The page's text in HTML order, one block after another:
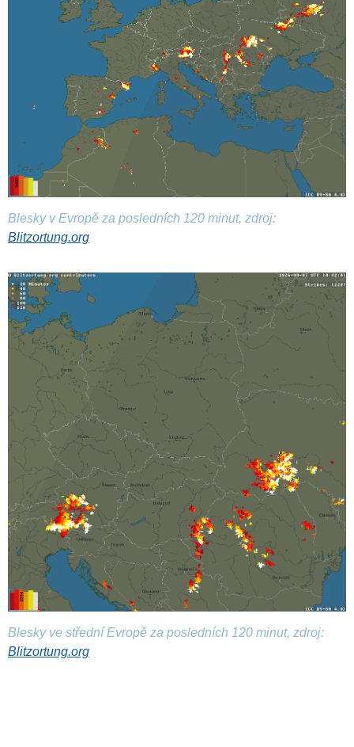
Blesky v Evropě za posledních 120 minut, zdroj:
Blitzortung.org
Blesky ve střední Evropě za posledních 120 minut, zdroj:
Blitzortung.org